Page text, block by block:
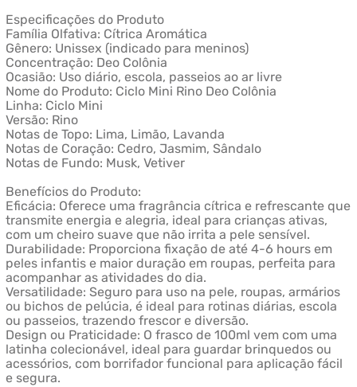
Especificações do Produto
Família Olfativa: Cítrica Aromática
Gênero: Unissex (indicado para meninos)
Concentração: Deo Colônia
Ocasião: Uso diário, escola, passeios ao ar livre
Nome do Produto: Ciclo Mini Rino Deo Colônia
Linha: Ciclo Mini
Versão: Rino
Notas de Topo: Lima, Limão, Lavanda
Notas de Coração: Cedro, Jasmim, Sândalo
Notas de Fundo: Musk, Vetiver
Benefícios do Produto:
Eficácia: Oferece uma fragrância cítrica e refrescante que
transmite energia e alegria, ideal para crianças ativas,
com um cheiro suave que não irrita a pele sensível.
Durabilidade: Proporciona fixação de até 4-6 hours em
peles infantis e maior duração em roupas, perfeita para
acompanhar as atividades do dia.
Versatilidade: Seguro para uso na pele, roupas, armários
ou bichos de pelúcia, é ideal para rotinas diárias, escola
ou passeios, trazendo frescor e diversão.
Design ou Praticidade: O frasco de 100ml vem com uma
latinha colecionável, ideal para guardar brinquedos ou
acessórios, com borrifador funcional para aplicação fácil
e segura.